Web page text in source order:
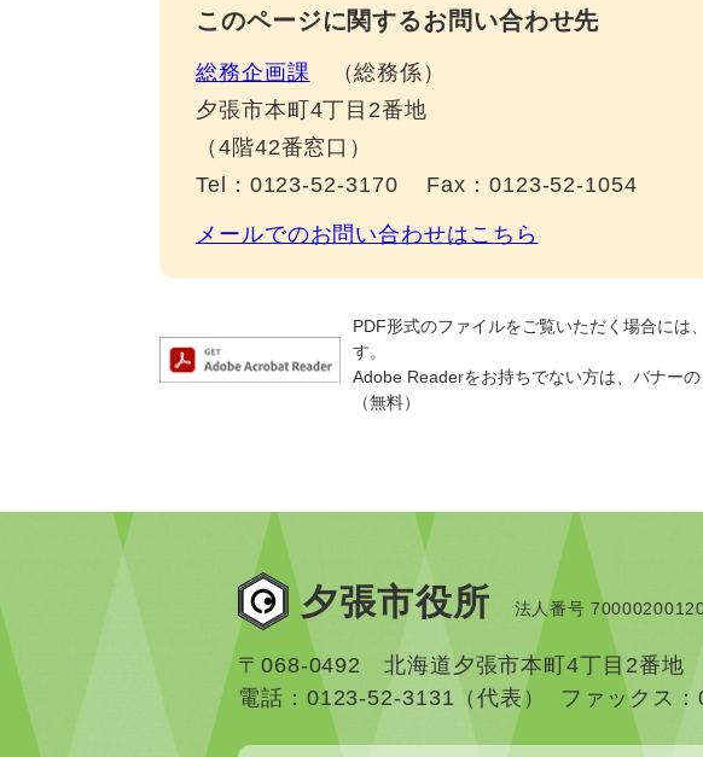
このページに関するお問い合わせ先
総務企画課
総務係
夕張市本町4丁目2番地
（4階42番窓口）
Tel：0123-52-3170
Fax：0123-52-1054
メールでのお問い合わせはこちら
PDF形式のファイルをご覧いただく場合に
す。
Adobe Readerをお持ちでない方は、バナー
（無料）
夕張市役所 法人番号
〒068-0492 北海道夕張市本町4丁目2番地
電話：0123-52-3131（代表）
ファックス